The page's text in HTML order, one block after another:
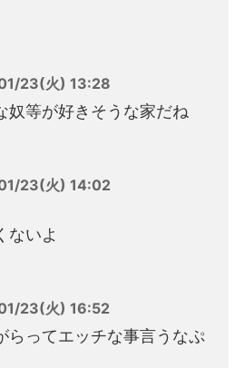
23(火) 13:28
奴等が好きそうな家だね
23(火) 14:02
ないよ
23(火) 16:52
らってエッチな事言うなぷ